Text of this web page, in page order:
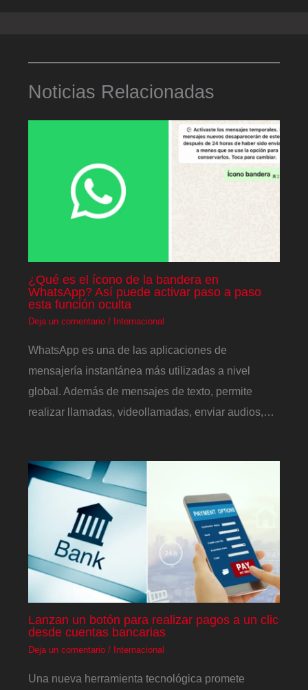
Noticias Relacionadas
¿Qué es el ícono de la bandera en
WhatsApp? Así puede activar paso a paso
esta función oculta
Deja un comentario / Internacional
WhatsApp es una de las aplicaciones de
mensajería instantánea más utilizadas a nivel
global. Además de mensajes de texto, permite
realizar llamadas, videollamadas, enviar audios,…
Lanzan un botón para realizar pagos a un clic
desde cuentas bancarias
Deja un comentario / Internacional
Una nueva herramienta tecnológica promete